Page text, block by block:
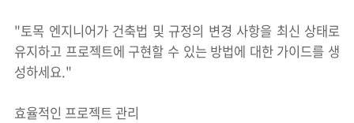
"토목 엔지니어가 건축법 및 규정의 변경 사항을 최신 상태로
유지하고 프로젝트에 구현할 수 있는 방법에 대한 가이드를 생
성하세요."
효율적인 프로젝트 관리